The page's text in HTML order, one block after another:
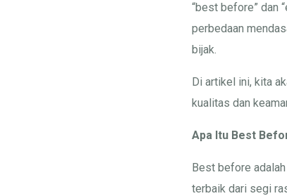
“best before” dan
perbedaan
bijak.
Di artikel ini, kita
kualitas dan
Apa Itu Best
Best before
terbaik dari segi